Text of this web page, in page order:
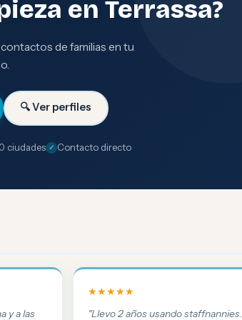
en Terrassa?
de familias en tu
🔍 Ver perfiles
ciudades Contacto directo
y a las
★★★★★
"Llevo 2 años usando staffnannies.